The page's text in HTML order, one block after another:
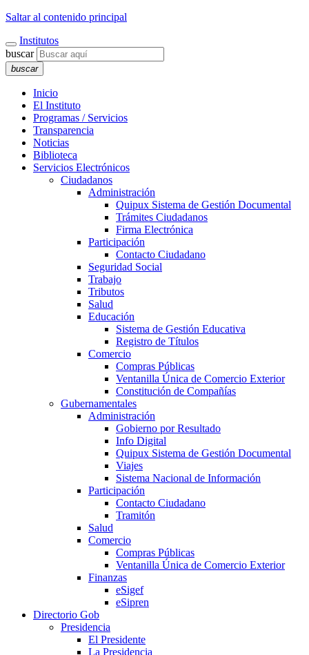
Saltar al contenido principal
Institutos
buscar
buscar
Inicio
El Instituto
Programas / Servicios
Transparencia
Noticias
Biblioteca
Servicios Electrónicos
Ciudadanos
Administración
Quipux Sistema de Gestión Documental
Trámites Ciudadanos
Firma Electrónica
Participación
Contacto Ciudadano
Seguridad Social
Trabajo
Tributos
Salud
Educación
Sistema de Gestión Educativa
Registro de Títulos
Comercio
Compras Públicas
Ventanilla Única de Comercio Exterior
Constitución de Compañías
Gubernamentales
Administración
Gobierno por Resultado
Info Digital
Quipux Sistema de Gestión Documental
Viajes
Sistema Nacional de Información
Participación
Contacto Ciudadano
Tramitón
Salud
Comercio
Compras Públicas
Ventanilla Única de Comercio Exterior
Finanzas
eSigef
eSipren
Directorio Gob
Presidencia
El Presidente
La Presidencia